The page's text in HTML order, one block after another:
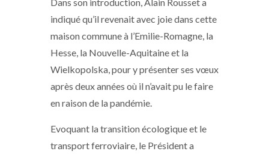
indiqué qu’il revenait avec joie dans cette
maison commune à l’Emilie-Romagne, la
Hesse, la Nouvelle-Aquitaine et la
Wielkopolska, pour y présenter ses vœux
après deux années où il n’avait pu le faire
en raison de la pandémie.
Evoquant la transition écologique et le
transport ferroviaire, le Président a